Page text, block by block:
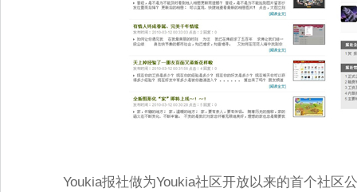
Youkia报社做为Youkia社区开放以来的首个社区